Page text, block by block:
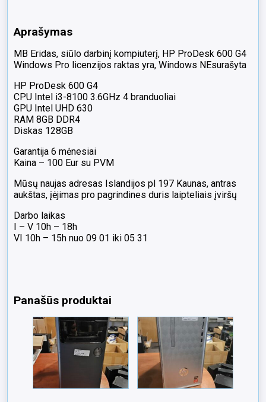
1vnt
Aprašymas
MB Eridas, siūlo darbinį kompiuterį, HP ProDesk 600 G4
Windows Pro licenzijos raktas yra, Windows NEsurašyta
HP ProDesk 600 G4
CPU Intel i3-8100 3.6GHz 4 branduoliai
GPU Intel UHD 630
RAM 8GB DDR4
Diskas 128GB
Garantija 6 mėnesiai
Kaina – 100 Eur su PVM
Mūsų naujas adresas Islandijos pl 197 Kaunas, antras
aukštas, įėjimas pro pagrindines duris laipteliais įviršų
Darbo laikas
I – V 10h – 18h
VI 10h – 15h nuo 09 01 iki 05 31
Panašūs produktai